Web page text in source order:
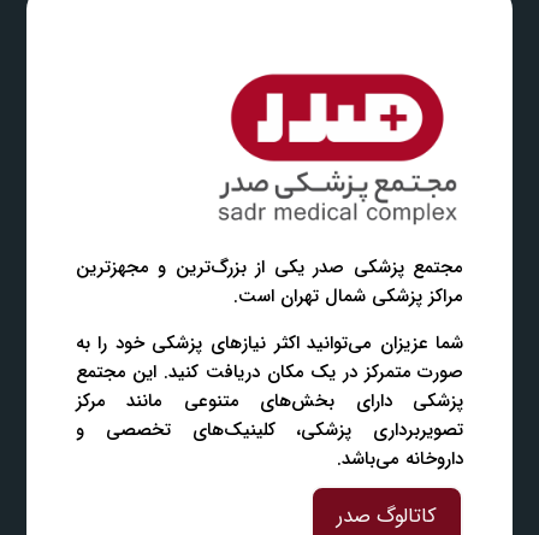
مجتمع پزشکی صدر یکی از بزرگ‌ترین و مجهزترین
مراکز پزشکی شمال تهران است.
شما عزیزان می‌توانید اکثر نیازهای پزشکی خود را به
صورت متمرکز در یک مکان دریافت کنید. این مجتمع
پزشکی دارای بخش‌های متنوعی مانند مرکز
تصویربرداری پزشکی، کلینیک‌های تخصصی و
داروخانه می‌باشد.
کاتالوگ صدر